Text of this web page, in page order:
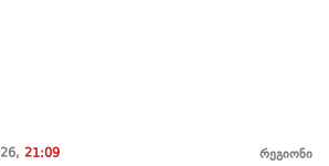
21:09 რეგიონი